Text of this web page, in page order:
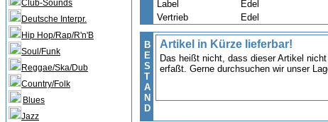
Club-Sounds
Deutsche Interpr.
Hip Hop/Rap/R'n'B
Soul/Funk
Reggae/Ska/Dub
Country/Folk
Blues
Jazz
Label
Edel
Vertrieb
Edel
B
E
S
T
A
N
D
Artikel in Kürze lieferbar!
Das heißt nicht, dass dieser Artikel
erfaßt. Gerne durchsuchen wir unser